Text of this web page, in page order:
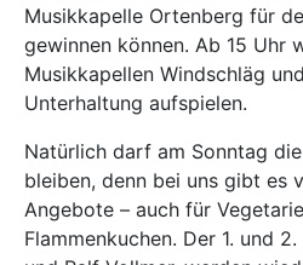
Musikkapelle Ortenberg für
gewinnen können. Ab 15 Uhr
Musikkapellen Windschläg
Unterhaltung aufspielen.
Natürlich darf am Sonntag
bleiben, denn bei uns gibt es
Angebote – auch für
Flammenkuchen. Der 1. und